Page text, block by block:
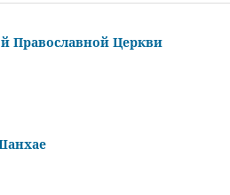
Православной Церкви